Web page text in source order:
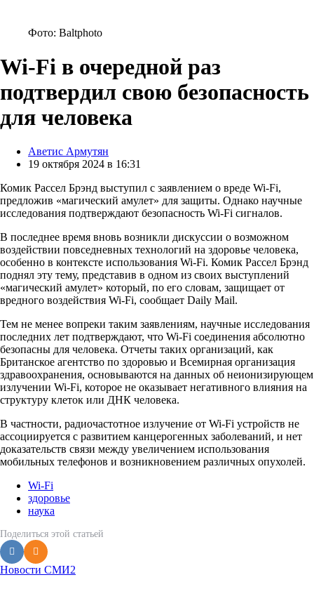
Фото: Baltphoto
Wi-Fi в очередной раз
подтвердил свою безопасность
для человека
Posted
by
Аветис Армутян
19 октября 2024 в 16:31
Комик Рассел Брэнд выступил с заявлением о вреде Wi-Fi,
предложив «магический амулет» для защиты. Однако научные
исследования подтверждают безопасность Wi-Fi сигналов.
В последнее время вновь возникли дискуссии о возможном
воздействии повседневных технологий на здоровье человека,
особенно в контексте использования Wi-Fi. Комик Рассел Брэнд
поднял эту тему, представив в одном из своих выступлений
«магический амулет» который, по его словам, защищает от
вредного воздействия Wi-Fi, сообщает Daily Mail.
Тем не менее вопреки таким заявлениям, научные исследования
последних лет подтверждают, что Wi-Fi соединения абсолютно
безопасны для человека. Отчеты таких организаций, как
Британское агентство по здоровью и Всемирная организация
здравоохранения, основываются на данных об неионизирующем
излучении Wi-Fi, которое не оказывает негативного влияния на
структуру клеток или ДНК человека.
В частности, радиочастотное излучение от Wi-Fi устройств не
ассоциируется с развитием канцерогенных заболеваний, и нет
доказательств связи между увеличением использования
мобильных телефонов и возникновением различных опухолей.
Wi-Fi
здоровье
наука
Поделиться этой статьей
Новости СМИ2